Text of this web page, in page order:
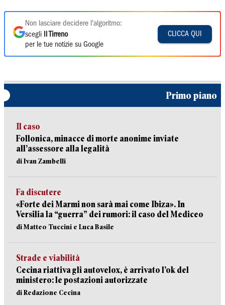
Non lasciare decidere l'algoritmo:
scegli
Il Tirreno
per le tue notizie su Google
CLICCA QUI
Primo piano
Il caso
Follonica, minacce di morte anonime inviate
all’assessore alla legalità
di Ivan Zambelli
Fa discutere
«Forte dei Marmi non sarà mai come Ibiza». In
Versilia la “guerra” dei rumori: il caso del Mediceo
di Matteo Tuccini e Luca Basile
Strade e viabilità
Cecina riattiva gli autovelox, è arrivato l’ok del
ministero: le postazioni autorizzate
di Redazione Cecina